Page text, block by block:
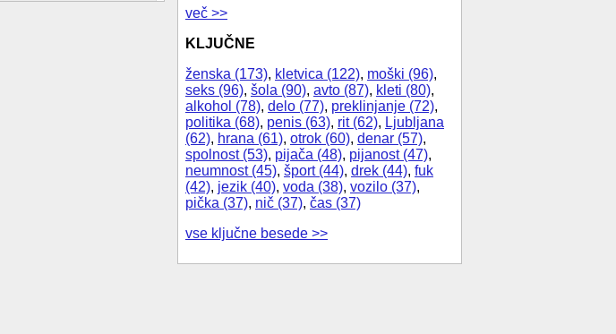
več >>
KLJUČNE
ženska (173), kletvica (122), moški (96),
seks (96), šola (90), avto (87), kleti (80),
alkohol (78), delo (77), preklinjanje (72),
politika (68), penis (63), rit (62), Ljubljana
(62), hrana (61), otrok (60), denar (57),
spolnost (53), pijača (48), pijanost (47),
neumnost (45), šport (44), drek (44), fuk
(42), jezik (40), voda (38), vozilo (37),
pička (37), nič (37), čas (37)
vse ključne besede >>